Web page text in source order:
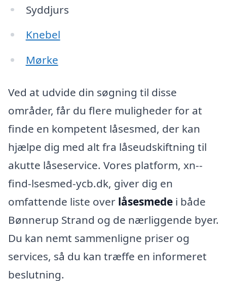
Syddjurs
Knebel
Mørke
Ved at udvide din søgning til disse
områder, får du flere muligheder for at
finde en kompetent låsesmed, der kan
hjælpe dig med alt fra låseudskiftning til
akutte låseservice. Vores platform, xn--
find-lsesmed-ycb.dk, giver dig en
omfattende liste over låsesmede i både
Bønnerup Strand og de nærliggende byer.
Du kan nemt sammenligne priser og
services, så du kan træffe en informeret
beslutning.